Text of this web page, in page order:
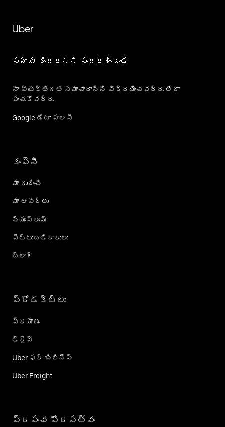
Uber
సహాయ కేంద్రాన్ని సందర్శించండి
నా వ్యక్తిగత సమాచారాన్ని విక్రయించవద్దు లేదా
పంచుకోవద్దు
Google డేటా పాలసీ
కంపెనీ
మా గురించి
మా ఆఫర్లు
న్యూస్‌రూమ్
పెట్టుబడిదారులు
బ్లాగ్
ప్రోడక్ట్؜లు
ప్రయాణం
డ్రైవ్
Uber ఫర్ బిజినెస్
Uber Freight
ప్రపంచ పౌరసత్వం